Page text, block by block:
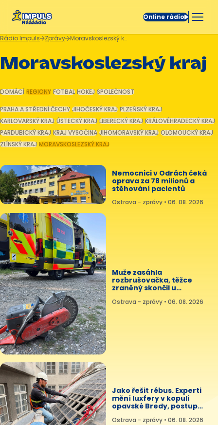
Online rádio
Rádio Impuls Zprávy Moravskoslezský kraj
Moravskoslezský kraj
DOMÁCÍ REGIONY FOTBAL HOKEJ SPOLEČNOST
PRAHA A STŘEDNÍ ČECHY JIHOČESKÝ KRAJ PLZEŇSKÝ KRAJ
KARLOVARSKÝ KRAJ ÚSTECKÝ KRAJ LIBERECKÝ KRAJ KRÁLOVÉHRADECKÝ KRAJ
PARDUBICKÝ KRAJ KRAJ VYSOČINA JIHOMORAVSKÝ KRAJ OLOMOUCKÝ KRAJ
ZLÍNSKÝ KRAJ MORAVSKOSLEZSKÝ KRAJ
Nemocnici v Odrách čeká
oprava za 78 milionů a
stěhování pacientů
Ostrava - zprávy • 06. 08. 2026
Muže zasáhla
rozbrušovačka, těžce
zraněný skončil u
Ostrava - zprávy • 06. 08. 2026
Jako řešit rébus. Experti
mění luxfery v kopuli
opavské Bredy, postup
Ostrava - zprávy • 06. 08. 2026